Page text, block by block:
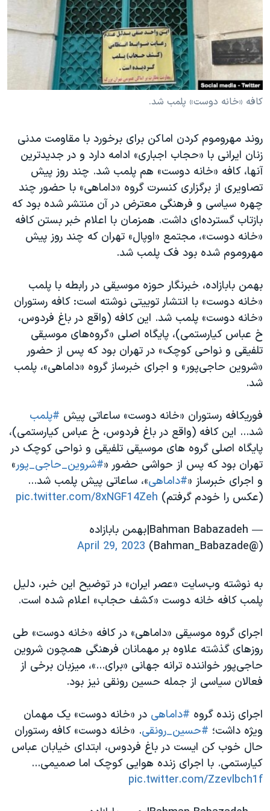
حقوق شهروندی
اقتصادی
علم و فناوری
اسرائیل در جنگ
آرشیو پخش زنده
انتخابات ریاست جمهوری آمریکا ۲۰۲۴
حمله جمهوری اسلامی به اسرائیل
ورزش زنان در ایران
مجموعه مستندهای دادخواهی
تریبونال مردمی آبان ۹۸
دادگاه حمید نوری
چهل سال گروگان‌گیری
قانون شفافیت دارائی کادر رهبری ایران
اعتراضات مردمی آبان ۹۸
نرگس محمدی برنده جایزه نوبل صلح
همایش محافظه‌کاران آمریکا «سی‌پک»
صفحه‌های ویژه
سفر پرزیدنت ترامپ به چین
زبانهای مختلف
کافه «خانه دوست» پلمب شد.
روند مهروموم کردن اماکن برای برخورد با مقاومت مدنی
زنان ایرانی با «حجاب اجباری» ادامه دارد و در جدیدترین
آنها، کافه «خانه دوست» هم پلمب شد. چند روز پیش
تصاویری از برگزاری کنسرت گروه «داماهی» با حضور‌ چند
چهره سیاسی و فرهنگی معترض در آن منتشر شده بود که
بازتاب گسترده‌ای داشت. همزمان با اعلام خبر بستن کافه
«خانه دوست»، مجتمع «اوپال» تهران که چند روز پیش
مهروموم شده بود فک پلمب شد.
بهمن بابازاده، خبرنگار حوزه موسیقی در رابطه با پلمب
«خانه دوست» با انتشار توییتی نوشته است: کافه رستوران
«خانه دوست» ‎پلمب شد. این کافه (واقع در باغ فردوس،
خ عباس کیارستمی)، پایگاه اصلی «گروه‌های موسیقی
تلفیقی و نواحی کوچک» در تهران بود که پس از حضور
«‎شروین حاجی‌پور» و اجرای خبرساز گروه «داماهی»، پلمب
شد.
فوریکافه رستوران «خانه دوست» ساعاتی پیش #پلمب
شد... این کافه (واقع در باغ فردوس، خ عباس کیارستمی)،
پایگاه اصلی گروه های موسیقی تلفیقی و نواحی کوچک در
تهران بود که پس از حواشی حضور «#شروین_حاجی_پور»
و اجرای خبرساز «#داماهی»، ساعاتی پیش پلمب شد...
(عکس را خودم گرفتم) pic.twitter.com/8xNGF14Zeh
— Bahman Babazadeh|بهمن بابازاده
(@Bahman_Babazade)
April 29, 2023
به نوشته وب‌سایت «عصر ایران»‌ در توضیح این خبر، دلیل
پلمب کافه خانه دوست «کشف حجاب» اعلام شده است.
اجرای گروه موسیقی «داماهی» در کافه «خانه دوست» طی
روزهای گذشته علاوه بر مهمانان فرهنگی همچون شروین
حاجی‌پور خواننده ترانه جهانی «برای...»، میزبان برخی از
فعالان سیاسی از جمله حسین رونقی نیز بود.
اجرای زنده گروه #داماهی در «خانه دوست» یک مهمان
ویژه داشت؛ #حسین_رونقی. «خانه دوست» کافه رستوران
حال خوب کن ایست در باغ فردوس، ابتدای خیابان عباس
کیارستمی. با اجرای زنده هوایی کوچک اما صمیمی...
pic.twitter.com/Zzevlbch1f